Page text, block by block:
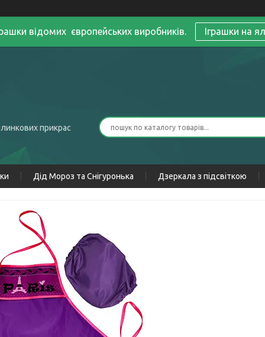
відомих європейських виробників. Іграшки на
прикрас
Дід Мороз та Снігуронька Дзеркала з підсвіткою